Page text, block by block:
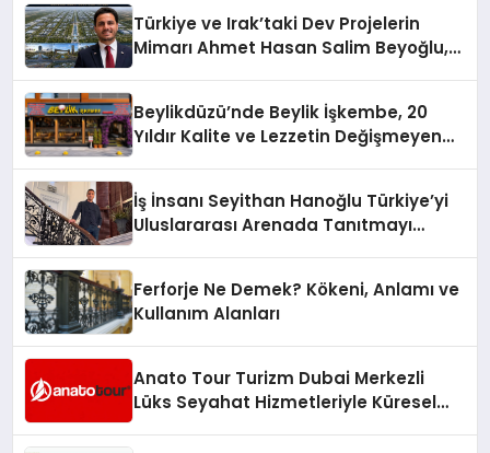
Türkiye ve Irak’taki Dev Projelerin
Mimarı Ahmet Hasan Salim Beyoğlu,
Hayata Geçirecek
Beylikdüzü’nde Beylik İşkembe, 20
Yıldır Kalite ve Lezzetin Değişmeyen
İş İnsanı Seyithan Hanoğlu Türkiye’yi
Uluslararası Arenada Tanıtmayı
Ferforje Ne Demek? Kökeni, Anlamı ve
Kullanım Alanları
Anato Tour Turizm Dubai Merkezli
Lüks Seyahat Hizmetleriyle Küresel